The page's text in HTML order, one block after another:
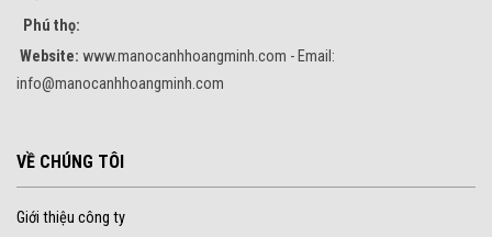
Phú thọ:
Website: www.manocanhhoangminh.com - Email:
info@manocanhhoangminh.com
VỀ CHÚNG TÔI
Giới thiệu công ty